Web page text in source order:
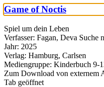
Game of Noctis
Spiel um dein Leben
Verfasser: Fagan, Deva Suche
Jahr: 2025
Verlag: Hamburg, Carlsen
Mediengruppe: Kinderbuch 9-
Zum Download von externem
Tab geöffnet